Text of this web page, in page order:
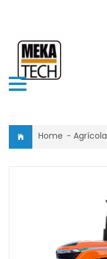
Home - Agrícola